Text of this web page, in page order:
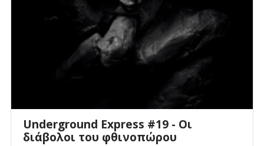
Underground Express #19 - Οι
διάβολοι του φθινοπώρου